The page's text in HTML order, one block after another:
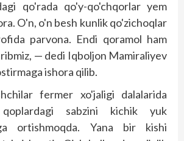
qo'rada qo'y-qo'chqorlar yem
O'n, o'n besh kunlik qo'zichoqlar
parvona. Endi qoramol ham
— dedi Iqboljon Mamiraliyev
ishora qilib.
fermer xo'jaligi dalalarida
sabzini kichik yuk
ortishmoqda. Yana bir kishi